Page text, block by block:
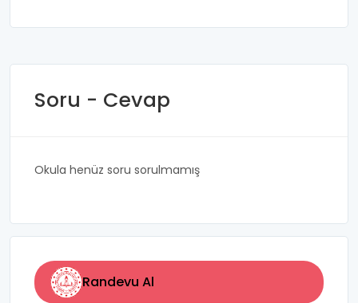
Soru - Cevap
Okula henüz soru sorulmamış
Randevu Al